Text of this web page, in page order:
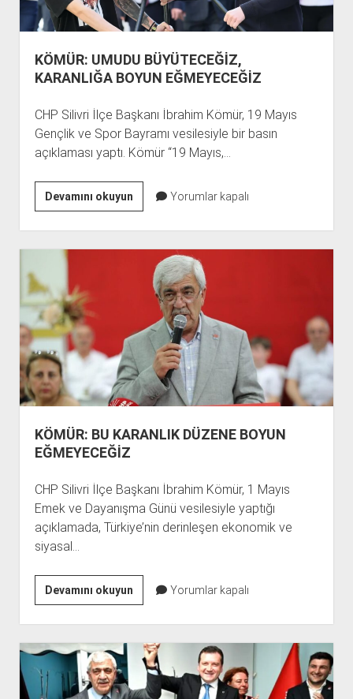
KÖMÜR: UMUDU BÜYÜTECEĞİZ,
KARANLIĞA BOYUN EĞMEYECEĞİZ
CHP Silivri İlçe Başkanı İbrahim Kömür, 19 Mayıs
Gençlik ve Spor Bayramı vesilesiyle bir basın
açıklaması yaptı. Kömür “19 Mayıs,…
Devamını okuyunKÖMÜR:
UMUDU
BÜYÜTECEĞİZ,
KARANLIĞA
BOYUN
EĞMEYECEĞİZ
Yorumlar kapalı
KÖMÜR: BU KARANLIK DÜZENE BOYUN
EĞMEYECEĞİZ
CHP Silivri İlçe Başkanı İbrahim Kömür, 1 Mayıs
Emek ve Dayanışma Günü vesilesiyle yaptığı
açıklamada, Türkiye’nin derinleşen ekonomik ve
siyasal…
Devamını okuyunKÖMÜR:
BU
KARANLIK
DÜZENE
BOYUN
EĞMEYECEĞİZ
Yorumlar kapalı